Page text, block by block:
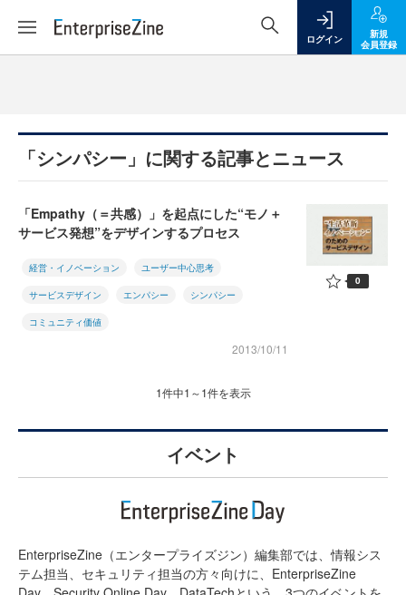
ログイン
新規
会員登録
「シンパシー」に関する記事とニュース
「Empathy（＝共感）」を起点にした“モノ＋
サービス発想”をデザインするプロセス
経営・イノベーション ユーザー中心思考
サービスデザイン エンパシー シンパシー
コミュニティ価値
2013/10/11
0
1件中1～1件を表示
イベント
EnterpriseZine（エンタープライズジン）編集部では、情報シス
テム担当、セキュリティ担当の方々向けに、EnterpriseZine